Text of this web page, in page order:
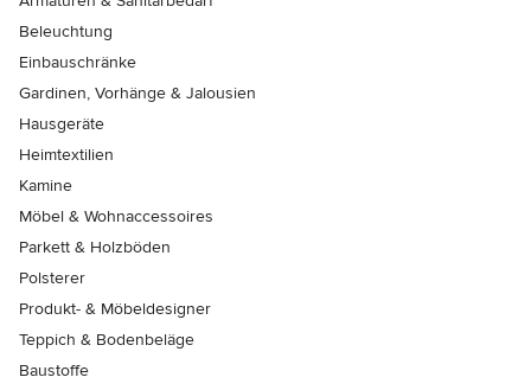
Beleuchtung
Einbauschränke
Gardinen, Vorhänge & Jalousien
Hausgeräte
Heimtextilien
Kamine
Möbel & Wohnaccessoires
Parkett & Holzböden
Polsterer
Produkt- & Möbeldesigner
Teppich & Bodenbeläge
Baustoffe